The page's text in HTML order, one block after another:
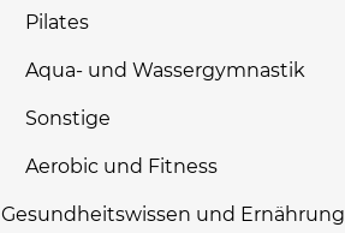
Pilates
Aqua- und Wassergymnastik
Sonstige
Aerobic und Fitness
Gesundheitswissen und Ernährung